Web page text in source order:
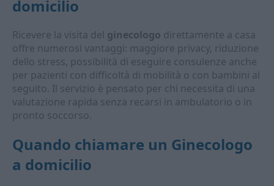
domicilio
Ricevere la visita del ginecologo direttamente a casa
offre numerosi vantaggi: maggiore privacy, riduzione
dello stress, possibilità di eseguire consulenze anche
per pazienti con difficoltà di mobilità o con bambini al
seguito. Il servizio è pensato per chi necessita di una
valutazione rapida senza recarsi in ambulatorio o in
pronto soccorso.
Quando chiamare un Ginecologo
a domicilio